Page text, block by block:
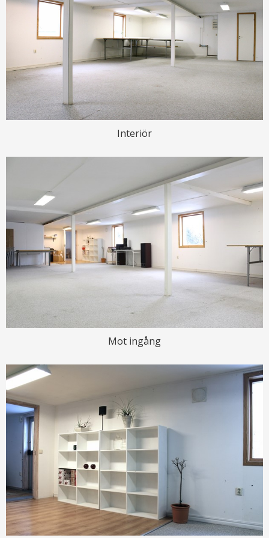
Interiör
Mot ingång